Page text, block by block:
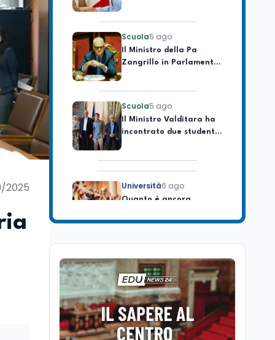
2025
Scuola5 ago
Il Ministro della Pa
Zangrillo in Parlamento:
"12 miliardi per l'edilizia
e la sicurezza delle
Scuola5 ago
Il Ministro Valditara ha
incontrato due studenti
palestinesi giunti da
Italia
Università6 ago
Quanto è ancora
competitiva l'università
dati 2026
scorrere la graduatoria
per i 500 posti vacanti
dopo il semestre filtro
Lavoro5 ago
Volontariato, firmata
l’intesa triennale tra